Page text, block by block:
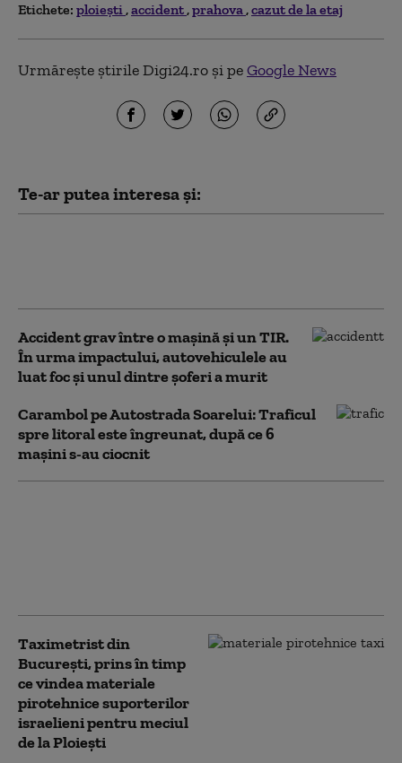
Etichete: ploieşti accident prahova cazut de la etaj
Urmărește știrile Digi24.ro și peGoogle News
Te-ar putea interesa și:
Accident grav între o mașină și un TIR.
În urma impactului, autovehiculele au
luat foc și unul dintre șoferi a murit
Carambol pe Autostrada Soarelui: Traficul
spre litoral este îngreunat, după ce 6
mașini s-au ciocnit
Taximetrist din
Bucureşti, prins în timp
ce vindea materiale
pirotehnice suporterilor
israelieni pentru meciul
de la Ploiești